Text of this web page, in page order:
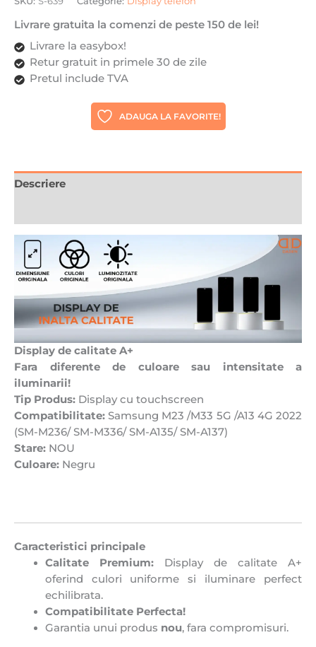
/A13
4G
DaDen®,
Negru,
LCD,
Livrare gratuita la comenzi de peste 150 de lei!
Livrare la easybox!
Retur gratuit in primele 30 de zile
Pretul include TVA
ADAUGA LA FAVORITE!
Descriere
Display de calitate A+
Fara diferente de culoare sau intensitate a
iluminarii!
Tip Produs: Display cu touchscreen
Compatibilitate: Samsung M23 /M33 5G /A13 4G 2022
(SM-M236/ SM-M336/ SM-A135/ SM-A137)
Stare: NOU
Culoare: Negru
Caracteristici principale
Calitate Premium:Display de calitate A+
oferind culori uniforme si iluminare perfect
echilibrata.
Compatibilitate Perfecta!
Garantia unui produs nou, fara compromisuri.